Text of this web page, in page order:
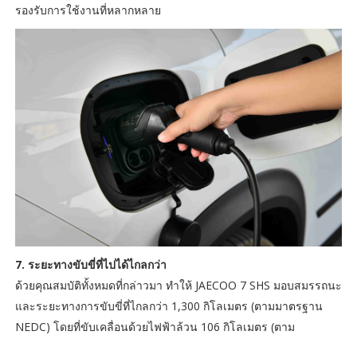
รองรับการใช้งานที่หลากหลาย
7. ระยะทางขับขี่ที่ไปได้ไกลกว่า
ด้วยคุณสมบัติทั้งหมดที่กล่าวมา ทำให้ JAECOO 7 SHS มอบสมรรถนะ
และระยะทางการขับขี่ที่ไกลกว่า 1,300 กิโลเมตร (ตามมาตรฐาน
NEDC) โดยที่ขับเคลื่อนด้วยไฟฟ้าล้วน 106 กิโลเมตร (ตาม